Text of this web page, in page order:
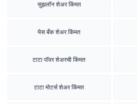
सुझलॉन शेअर किंमत
येस बँक शेअर किंमत
टाटा पॉवर शेअरची किंमत
टाटा मोटर्स शेअर किंमत